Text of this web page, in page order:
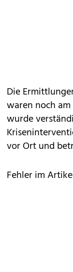
Die
waren noch
wurde
vor Ort und
Fehler im